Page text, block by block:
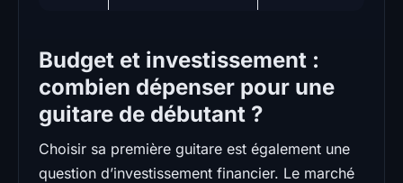
Budget et investissement :
combien dépenser pour une
guitare de débutant ?
Choisir sa première guitare est également une
question d’investissement financier. Le marché